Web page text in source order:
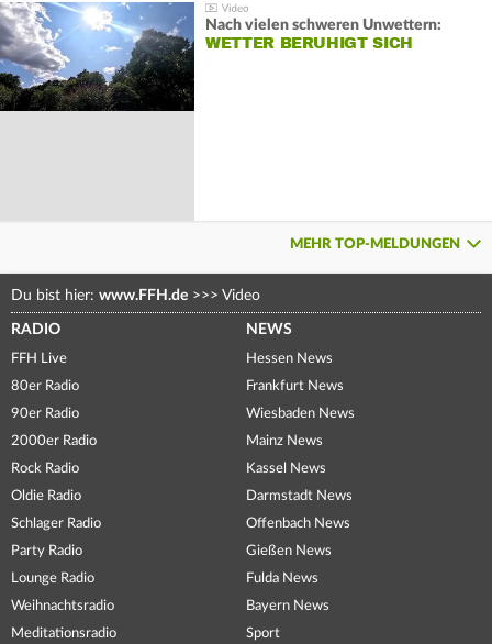
Nach vielen schweren Unwettern:
WETTER BERUHIGT SICH
MEHR TOP-MELDUNGEN
Du bist hier: www.FFH.de >>> Video
RADIO
FFH Live
80er Radio
90er Radio
2000er Radio
Rock Radio
Oldie Radio
Schlager Radio
Party Radio
Lounge Radio
Weihnachtsradio
Meditationsradio
NEWS
Hessen News
Frankfurt News
Wiesbaden News
Mainz News
Kassel News
Darmstadt News
Offenbach News
Gießen News
Fulda News
Bayern News
Sport